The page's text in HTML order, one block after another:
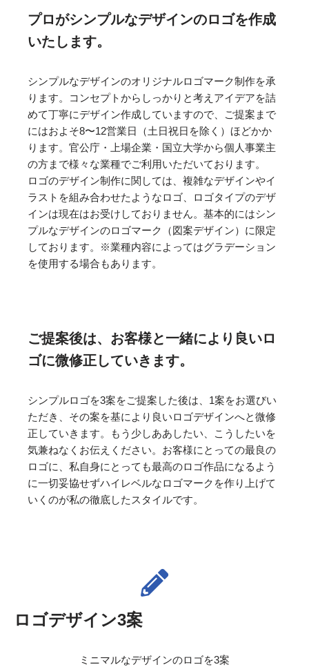
プロがシンプルなデザインのロゴを作成
いたします。
シンプルなデザインのオリジナルロゴマーク制作を承
ります。コンセプトからしっかりと考えアイデアを詰
めて丁寧にデザイン作成していますので、ご提案まで
にはおよそ8〜12営業日（土日祝日を除く）ほどかか
ります。官公庁・上場企業・国立大学から個人事業主
の方まで様々な業種でご利用いただいております。
ロゴのデザイン制作に関しては、複雑なデザインやイ
ラストを組み合わせたようなロゴ、ロゴタイプのデザ
インは現在はお受けしておりません。基本的にはシン
プルなデザインのロゴマーク（図案デザイン）に限定
しております。※業種内容によってはグラデーション
を使用する場合もあります。
ご提案後は、お客様と一緒により良いロ
ゴに微修正していきます。
シンプルロゴを3案をご提案した後は、1案をお選びい
ただき、その案を基により良いロゴデザインへと微修
正していきます。もう少しああしたい、こうしたいを
気兼ねなくお伝えください。お客様にとっての最良の
ロゴに、私自身にとっても最高のロゴ作品になるよう
に一切妥協せずハイレベルなロゴマークを作り上げて
いくのが私の徹底したスタイルです。
ロゴデザイン3案
ミニマルなデザインのロゴを3案